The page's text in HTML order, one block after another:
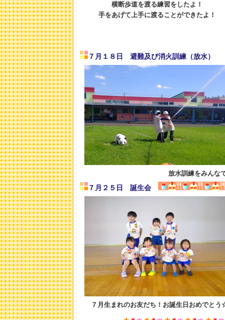
横断歩道を渡る練習をしたよ！
手をあげて上手に渡ることができたよ！
７月１８日 避難及び消火訓練（放水）
放水訓練をみんな
７月２５日 誕生会
７月生まれのお友だち！お誕生日おめでと